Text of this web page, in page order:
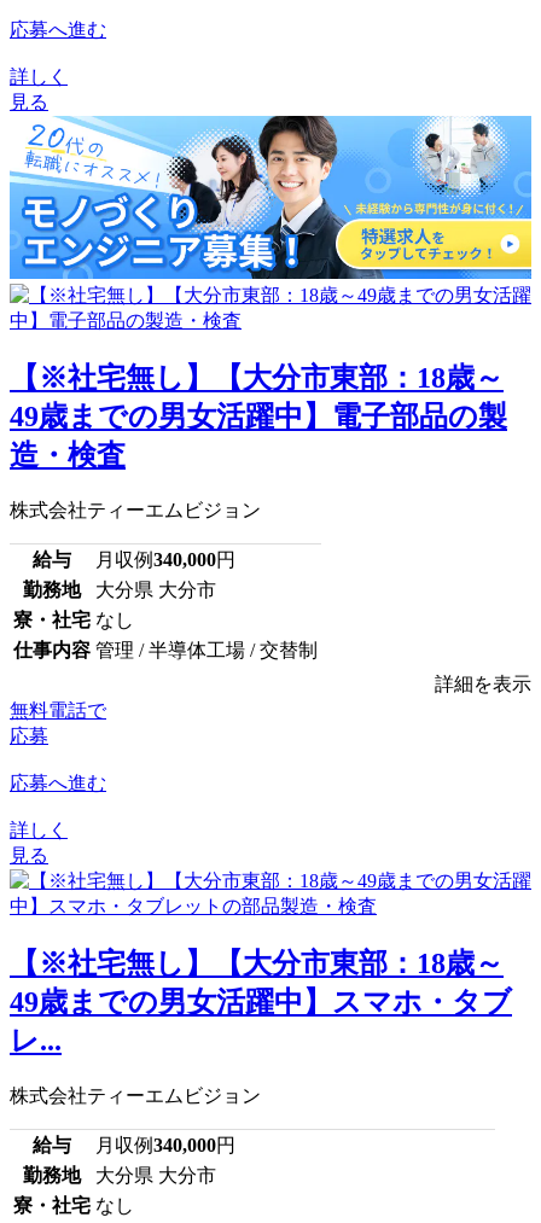
応募へ進む
詳しく
見る
【※社宅無し】【大分市東部：18歳～
49歳までの男女活躍中】電子部品の製
造・検査
株式会社ティーエムビジョン
給与 月収例340,000円
勤務地
大分県 大分市
寮・社宅 なし
仕事内容 管理 / 半導体工場 / 交替制
詳細を表示
無料電話で
応募
応募へ進む
詳しく
見る
【※社宅無し】【大分市東部：18歳～
49歳までの男女活躍中】スマホ・タブ
レ...
株式会社ティーエムビジョン
給与 月収例340,000円
勤務地
大分県 大分市
寮・社宅 なし